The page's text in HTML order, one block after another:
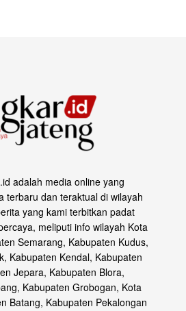
adalah media online yang
terbaru dan teraktual di wilayah
yang kami terbitkan padat
meliputi info wilayah Kota
Semarang, Kabupaten Kudus,
Kabupaten Kendal, Kabupaten
Jepara, Kabupaten Blora,
Kabupaten Grobogan, Kota
Batang, Kabupaten Pekalongan